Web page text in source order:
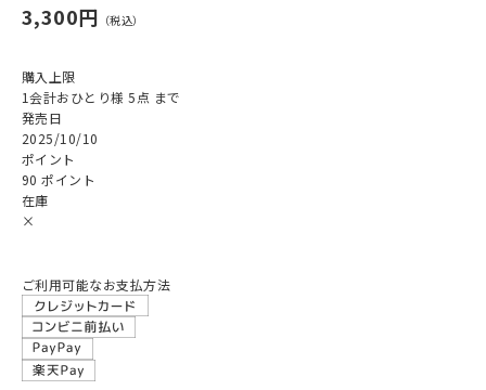
3,300円
購入上限
1会計おひとり様 5点 まで
発売日
2025/10/10
ポイント
90 ポイント
在庫
×
ご利用可能なお支払方法